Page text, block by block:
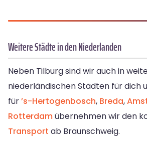
Weitere Städte in den Niederlanden
Neben Tilburg sind wir auch in
niederländischen Städten für dich
für’s-Hertogenbosch, Breda,
Rotterdamübernehmen wir den
Transport ab Braunschweig.